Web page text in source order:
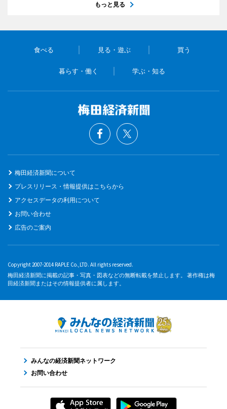
もっと見る
食べる 見る・遊ぶ 買う
暮らす・働く 学ぶ・知る
梅田経済新聞について
プレスリリース・情報提供はこちらから
アクセスデータの利用について
お問い合わせ
広告のご案内
Copyright 2007-2014 RAPLE Co.,LTD. All rights reserved.
梅田経済新聞に掲載の記事・写真・図表などの無断転載を禁止します。 著作権は梅
田経済新聞またはその情報提供者に属します。
みんなの経済新聞ネットワーク
お問い合わせ